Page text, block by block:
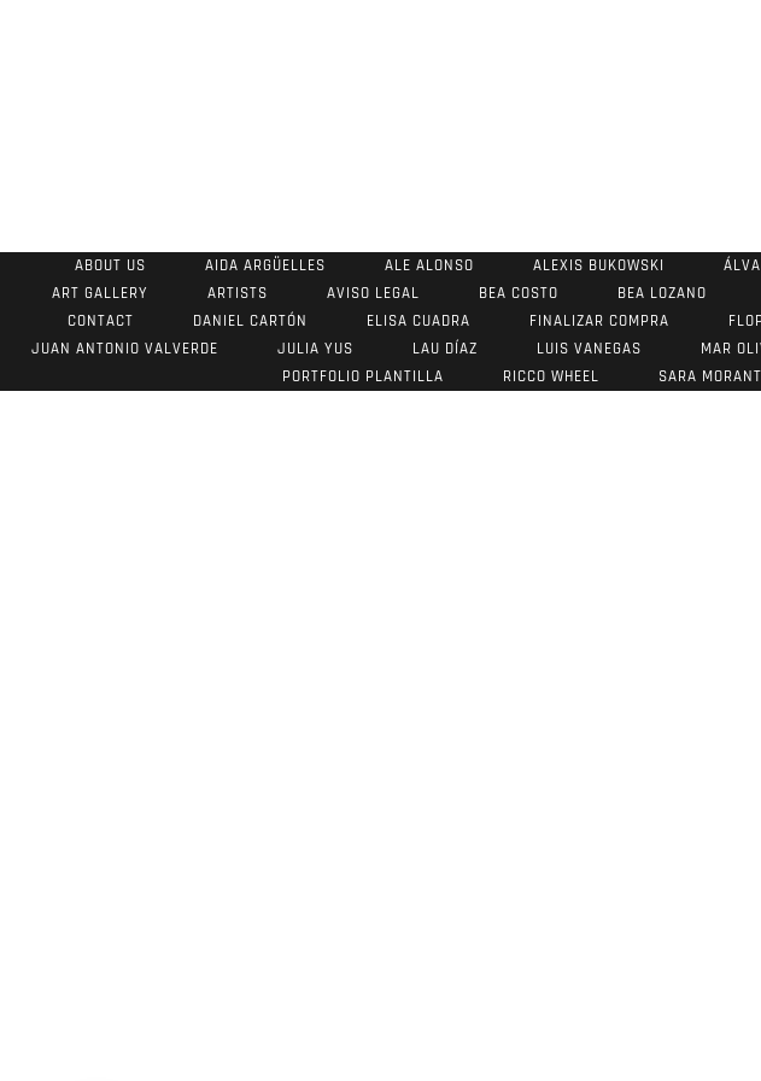
ABOUT US AIDA ARGÜELLES ALE ALONSO ALEXIS BUKOWSKI
ART GALLERY
ARTISTS AVISO LEGAL BEA COSTO BEA LOZANO
CONTACT
DANIEL CARTÓN ELISA CUADRA FINALIZAR COMPRA
JUAN ANTONIO VALVERDE
JULIA YUS LAU DÍAZ LUIS VANEGAS MAR
PORTFOLIO PLANTILLA
RICCO WHEEL SARA